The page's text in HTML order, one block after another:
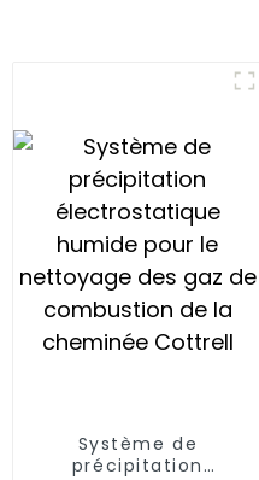
Système de
précipitation